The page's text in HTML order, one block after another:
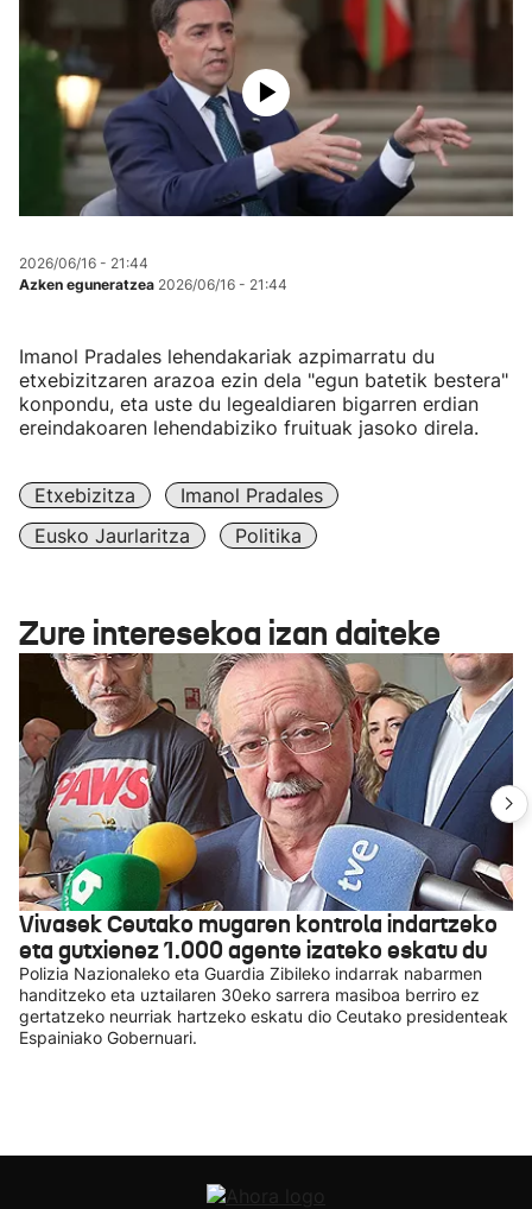
2026/06/16 - 21:44
Azken eguneratzea 2026/06/16 - 21:44
Imanol Pradales lehendakariak azpimarratu du
etxebizitzaren arazoa ezin dela "egun batetik bestera"
konpondu, eta uste du legealdiaren bigarren erdian
ereindakoaren lehendabiziko fruituak jasoko direla.
Etxebizitza
Imanol Pradales
Eusko Jaurlaritza
Politika
Zure interesekoa izan daiteke
Vivasek Ceutako mugaren kontrola indartzeko
eta gutxienez 1.000 agente izateko eskatu du
Polizia Nazionaleko eta Guardia Zibileko indarrak nabarmen
handitzeko eta uztailaren 30eko sarrera masiboa berriro ez
gertatzeko neurriak hartzeko eskatu dio Ceutako presidenteak
Espainiako Gobernuari.